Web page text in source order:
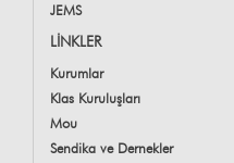
JEMS
LİNKLER
Kurumlar
Klas Kuruluşları
Mou
Sendika ve Dernekler